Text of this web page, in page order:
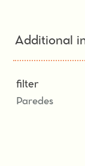
Additional
filter
Paredes